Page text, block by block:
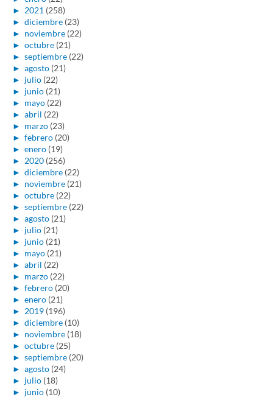
► 2021 (258)
► diciembre (23)
► noviembre (22)
► octubre (21)
► septiembre (22)
► agosto (21)
► julio (22)
► junio (21)
► mayo (22)
► abril (22)
► marzo (23)
► febrero (20)
► enero (19)
► 2020 (256)
► diciembre (22)
► noviembre (21)
► octubre (22)
► septiembre (22)
► agosto (21)
► julio (21)
► junio (21)
► mayo (21)
► abril (22)
► marzo (22)
► febrero (20)
► enero (21)
► 2019 (196)
► diciembre (10)
► noviembre (18)
► octubre (25)
► septiembre (20)
► agosto (24)
► julio (18)
► junio (10)